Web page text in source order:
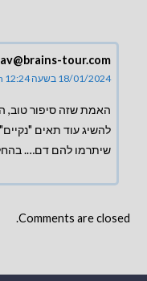
tour.com
18/01/2024 בשעה 12:24 pm
האמת שזה סיפור טוב,
להשיג עוד תאים
שיתרמו להם דם….
Comments are closed.